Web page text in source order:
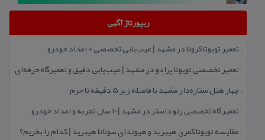
ریپورتاژ آگهی
:: تعمیر تویوتا كرولا در مشهد | عیب‌یابی تخصصی + امداد خودرو
:: تعمیر تخصصی تویوتا پرادو در مشهد | عیب‌یابی دقیق و تعمیرگاه حرفه‌ای
::چهار هتل‌ ستاره‌دار مشهد با فاصله زیر 5 دقیقه تا حرم
:: تعمیرگاه تخصصی رنو داستر در مشهد | ۱۰ سال تجربه و امداد خودرو
:: مقایسه تویوتا كمری هیبرید و هیوندای سوناتا هیبرید | كدام را بخریم؟